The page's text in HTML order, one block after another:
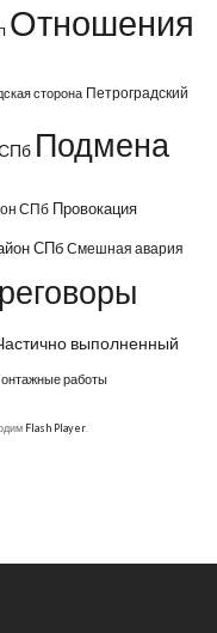
Отношения
сторона Петроградский
Подмена
СПб Провокация
СПб Смешная авария
выполненный
работы
Flash Player